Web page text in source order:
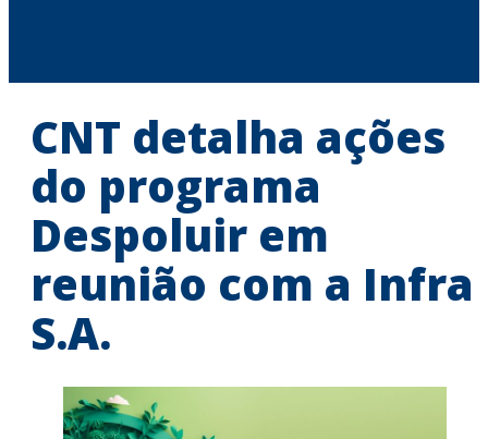
CNT detalha ações
do programa
Despoluir em
reunião com a Infra
S.A.